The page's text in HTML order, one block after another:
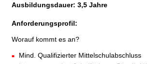
Ausbildungsdauer: 3,5 Jahre
Anforderungsprofil:
Worauf kommt es an?
Mind. Qualifizierter Mittelschulabschluss